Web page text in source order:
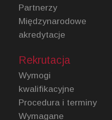
Partnerzy
Międzynarodowe
akredytacje
Rekrutacja
Wymogi
kwalifikacyjne
Procedura i terminy
Wymagane